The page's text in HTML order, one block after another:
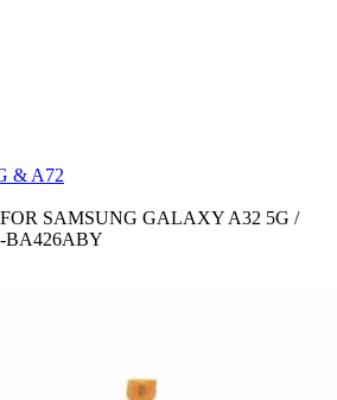
& A72
SAMSUNG GALAXY A32 5G /
BA426ABY